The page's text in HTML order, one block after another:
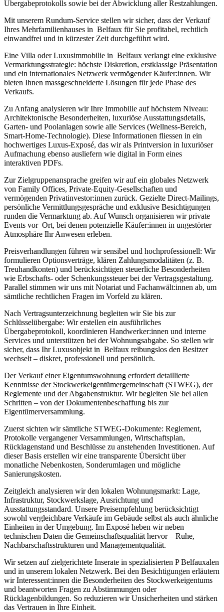
Übergabeprotokolls sowie bei der Abwicklung aller Restzahlungen.
Mit unserem Rundum-Service stellen wir sicher, dass der Verkauf
Ihres Mehrfamilienhauses in Belfaux für Sie profitabel, rechtlich
einwandfrei und in kürzester Zeit durchgeführt wird.
Eine Villa oder Luxusimmobilie in Belfaux verlangt eine exklusive
Vermarktungsstrategie: höchste Diskretion, erstklassige Präsentation
und ein internationales Netzwerk vermögender Käufer:innen. Wir
bieten Ihnen massgeschneiderte Lösungen für jede Phase des
Verkaufs.
Zu Anfang analysieren wir Ihre Immobilie auf höchstem Niveau:
Architektonische Besonderheiten, luxuriöse Ausstattungsdetails,
Garten- und Poolanlagen sowie alle Services (Wellness-Bereich,
Smart-Home-Technologie). Diese Informationen fliessen in ein
hochwertiges Luxus-Exposé, das wir als Printversion in luxuriöser
Aufmachung ebenso ausliefern wie digital in Form eines
interaktiven PDFs.
Zur Zielgruppenansprache greifen wir auf ein globales Netzwerk
von Family Offices, Private-Equity-Gesellschaften und
vermögenden Privatinvestor:innen zurück. Gezielte Direct-Mailings,
persönliche Vermittlungsgespräche und exklusive Besichtigungen
runden die Vermarktung ab. Auf Wunsch organisieren wir private
Events vor Ort, bei denen potenzielle Käufer:innen in ungestörter
Atmosphäre Ihr Anwesen erleben.
Preisverhandlungen führen wir sensibel und hochprofessionell: Wir
formulieren Optionsverträge, klären Zahlungsmodalitäten (z. B.
Treuhandkonten) und berücksichtigen steuerliche Besonderheiten
wie Erbschafts- oder Schenkungssteuer bei der Vertragsgestaltung.
Parallel stimmen wir uns mit Notariat und Fachanwält:innen ab, um
sämtliche rechtlichen Fragen im Vorfeld zu klären.
Nach Vertragsunterzeichnung begleiten wir Sie bis zur
Schlüsselübergabe: Wir erstellen ein ausführliches
Übergabeprotokoll, koordinieren Handwerker:innen und interne
Services und unterstützen bei der Wohnungsabgabe. So stellen wir
sicher, dass Ihr Luxusobjekt in Belfaux reibungslos den Besitzer
wechselt – diskret, professionell und persönlich.
Der Verkauf einer Eigentumswohnung erfordert detaillierte
Kenntnisse der Stockwerkeigentümergemeinschaft (STWEG), der
Reglemente und der Abgabenstruktur. Wir begleiten Sie bei allen
Schritten – von der Dokumentenbeschaffung bis zur
Eigentümerversammlung.
Zuerst sichten wir sämtliche STWEG-Dokumente: Reglement,
Protokolle vergangener Versammlungen, Wirtschaftsplan,
Rücklagenstand und Beschlüsse zu anstehenden Investitionen. Auf
dieser Basis erstellen wir eine transparente Übersicht über
monatliche Nebenkosten, Sonderumlagen und mögliche
Sanierungskosten.
Zeitgleich analysieren wir den lokalen Wohnungsmarkt: Lage,
Infrastruktur, Stockwerkslage, Ausrichtung und
Ausstattungsstandard. Unsere Preisempfehlung berücksichtigt
sowohl vergleichbare Verkäufe im Gebäude selbst als auch ähnliche
Einheiten in der Umgebung. Im Exposé heben wir neben
technischen Daten die Gemeinschaftsqualität hervor – Ruhe,
Nachbarschaftsstrukturen und Managementqualität.
Wir setzen auf zielgerichtete Inserate in spezialisierten P Belfauxalen
und in unserem lokalen Netzwerk. Bei den Besichtigungen erläutern
wir Interessent:innen die Besonderheiten des Stockwerkeigentums
und beantworten Fragen zu Abstimmungen oder
Rücklagenbildungen. So reduzieren wir Unsicherheiten und stärken
das Vertrauen in Ihre Einheit.